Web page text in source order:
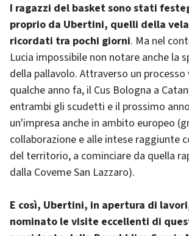
I ragazzi del basket sono stati
proprio da Ubertini, quelli della
ricordati tra pochi giorni. Ma nel
Lucia impossibile non notare anche la
della pallavolo. Attraverso un
qualche anno fa, il Cus Bologna a
entrambi gli scudetti e il prossimo
un'impresa anche in ambito europeo
collaborazione e alle intese raggiunte
del territorio, a cominciare da quella
dalla Coveme San Lazzaro).
E così, Ubertini, in apertura di
nominato le visite eccellenti di